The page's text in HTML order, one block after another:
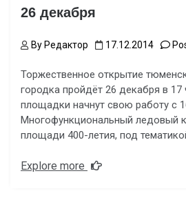
26 декабря
By Редактор 17.12.2014
Торжественное открытие
городка пройдёт 26 декабря в
площадки начнут свою работу с
Многофункциональный ледовый
площади 400-летия, под
Explore more